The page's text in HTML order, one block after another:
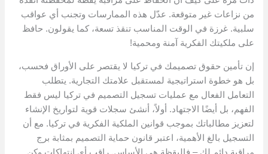
من نزاعات غير متوقعة. عدّل هذه الممارسات وتجنب أي عواقب
سلبية. غرزة في الوقت المناسب تنقذ تسعة، كما يقولون. حافظ
على ملكيتك الفكرية آمنة ومحمية!
إن تأمين حقوق تصميمك في تركيا لا يقتصر على الأوراق فحسب،
بل هو خطوة استراتيجية لمستقبل علامتك التجارية. يتطلب
التعامل الفعال مع عمليات تسجيل التصميم في تركيا ليس فقط
الفهم، بل أيضًا الاجتهاد. أولاً، أنشئ سجلات قوية لتواريخ الإنشاء
لتعزيز مطالباتك بموجب قوانين الملكية الفكرية في تركيا. مع أن
التسجيل بالغ الأهمية، اعتبر قانون حماية التصميم بمثابة برج